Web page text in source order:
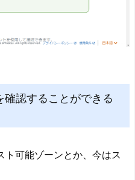
認することができる
可能ゾーンとか、今はス